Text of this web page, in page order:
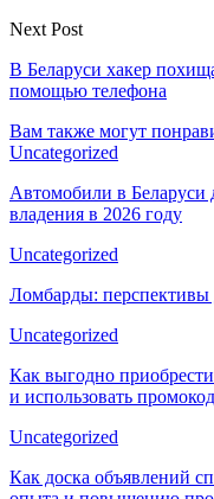
Next Post
В Беларуси хакер
помощью телефона
Вам также могут
Uncategorized
Автомобили в Беларуси
владения в 2026 году
Uncategorized
Ломбарды: перспективы
Uncategorized
Как выгодно
и использовать
Uncategorized
Как доска объявлений